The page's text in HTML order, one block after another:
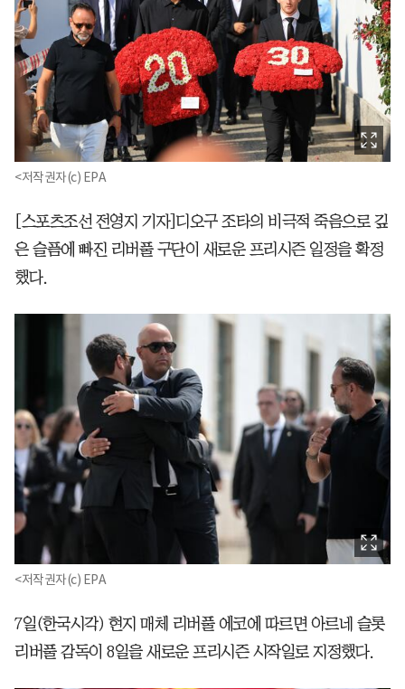
<저작권자(c) EPA
[스포츠조선 전영지 기자]디오구 조타의 비극적 죽음으로 깊
은 슬픔에 빠진 리버풀 구단이 새로운 프리시즌 일정을 확정
했다.
<저작권자(c) EPA
7일(한국시각) 현지 매체 리버풀 에코에 따르면 아르네 슬롯
리버풀 감독이 8일을 새로운 프리시즌 시작일로 지정했다.